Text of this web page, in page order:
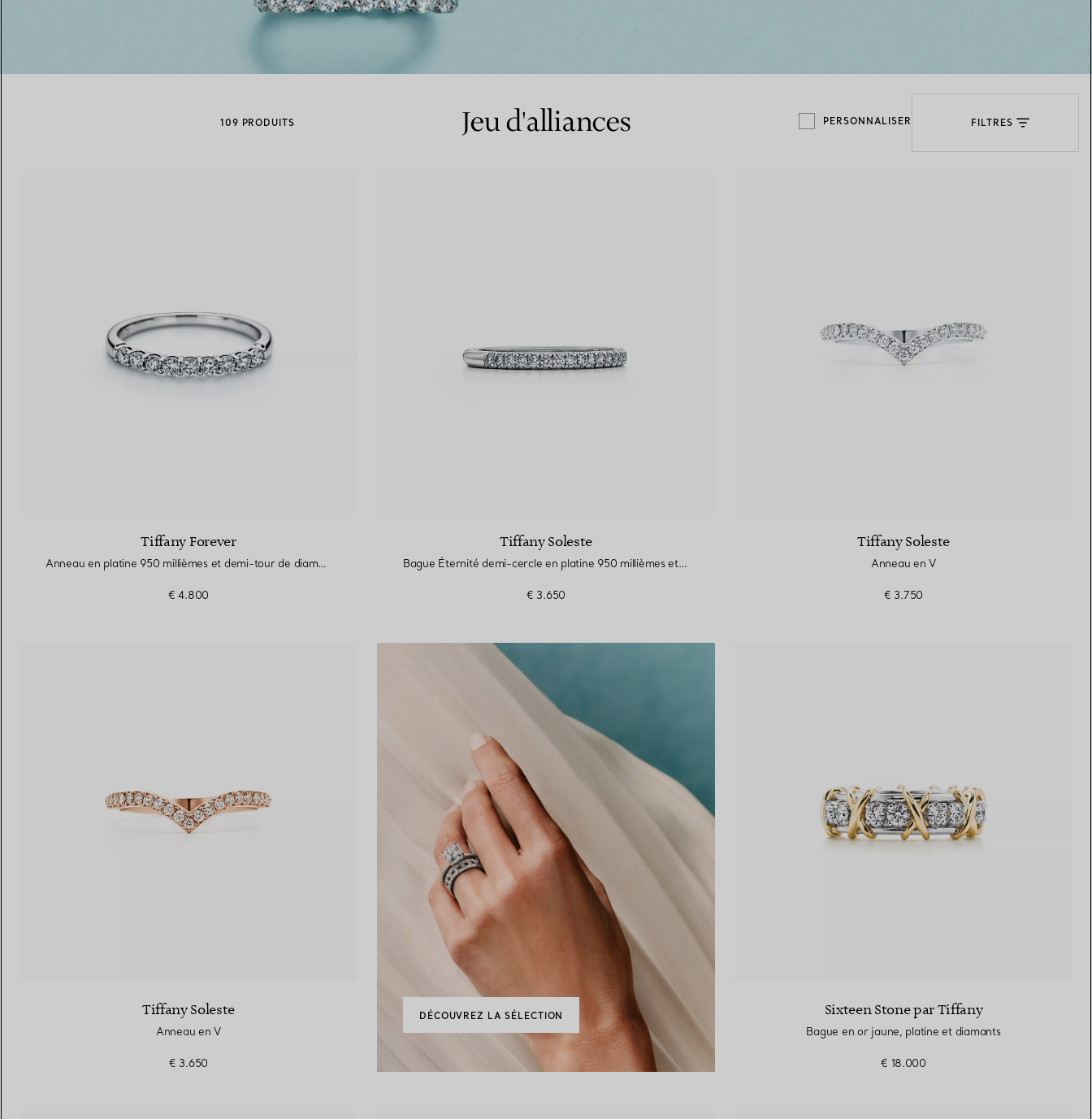
avec un expert en diamants Tiffany.
109 PRODUITS Jeu d'alliances PERSONNALISER FILTRES
Tiffany Forever
Anneau en platine 950 millièmes et demi-tour de diamants. Largeur
€ 4.800
Tiffany Soleste
Bague Éternité demi-cercle en platine 950 millièmes et diamants. Largeur
€ 3.650
Tiffany Soleste
Anneau en V
€ 3.750
Tiffany Soleste
Anneau en V
€ 3.650
DÉCOUVREZ LA SÉLECTION Sixteen Stone par Tiffany
Bague en or jaune, platine et diamants
€ 18.000